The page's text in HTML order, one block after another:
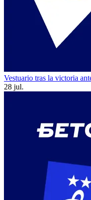
Vestuario tras la victoria
28 jul.